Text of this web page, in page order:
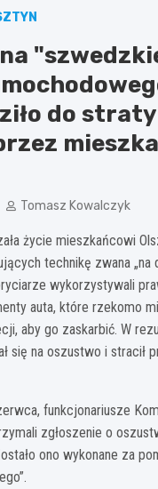
do
Tomasz Kowalczyk
życie mieszkańcowi
technikę zwana „na
wykorzystywali
auta, które rzekomo
aby go zaskarbić. W
się na oszustwo i stracił
funkcjonariusze
zgłoszenie o
ono wykonane za